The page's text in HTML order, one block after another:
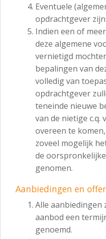
Eventuele
opdrachtgever
Indien een of
deze algemene
vernietigd
bepalingen van
volledig van
opdrachtgever
teneinde nieuwe
van de nietige
overeen te
zoveel mogelijk
de
genomen.
Aanbiedingen en
Alle aanbiedingen
aanbod een
genoemd.